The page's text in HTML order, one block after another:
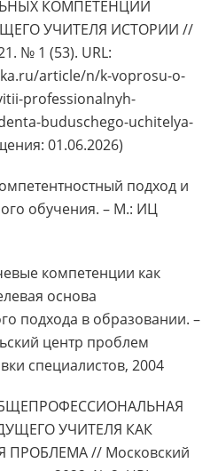
КОМПЕТЕНЦИЙ
УЧИТЕЛЯ ИСТОРИИ //
№ 1 (53). URL:
article/n/k-voprosu-o-
professionalnyh-
buduschego-uchitelya-
01.06.2026)
подход и
обучения. – М.: ИЦ
компетенции как
основа
подхода в образовании. –
центр проблем
специалистов, 2004
УЧИТЕЛЯ КАК
ПРОБЛЕМА // Московский